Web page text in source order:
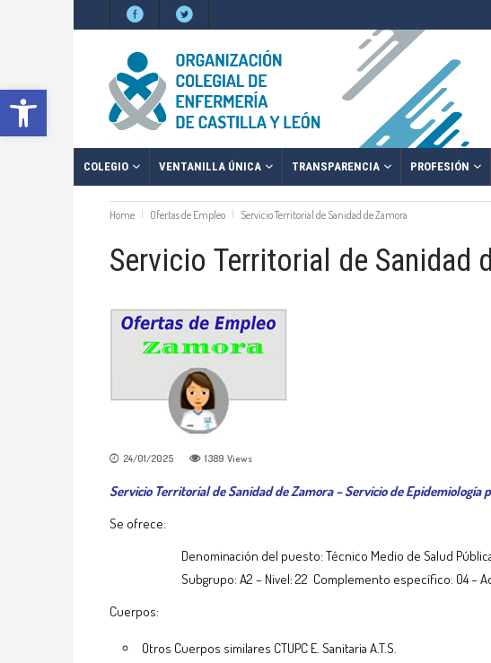
Abrir barra de herramientas
COLEGIO VENTANILLA ÚNICA TRANSPARENCIA PROFESIÓN
Home Ofertas de Empleo Servicio Territorial de Sanidad de Zamora
Servicio Territorial de Sanidad
24/01/2025 1389 Views
Servicio Territorial de Sanidad de Zamora – Servicio de Epidemiología
Se ofrece:
Denominación del puesto: Técnico Medio de Salud
Subgrupo: A2 – Nivel: 22 Complemento específico: 04 –
Cuerpos:
Otros Cuerpos similares CTUPC E. Sanitaria A.T.S.